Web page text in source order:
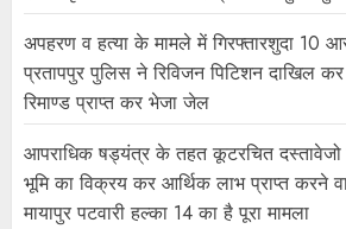
अपहरण व हत्या के मामले में गिरफ्तारशुदा 10
प्रतापपुर पुलिस ने रिविजन पिटिशन दाखिल
रिमाण्ड प्राप्त कर भेजा जेल
आपराधिक षड्यंत्र के तहत कूटरचित दस्तावेजो
भूमि का विक्रय कर आर्थिक लाभ प्राप्त करने
मायापुर पटवारी हल्का 14 का है पूरा मामला